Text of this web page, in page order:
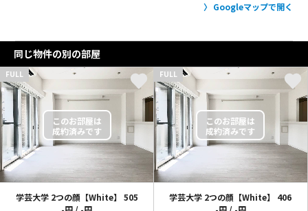
Googleマップで開く
同じ物件の別の部屋
FULL
学芸大学 2つの顔【White】
505
FULL
学芸大学 2つの顔【White】
406